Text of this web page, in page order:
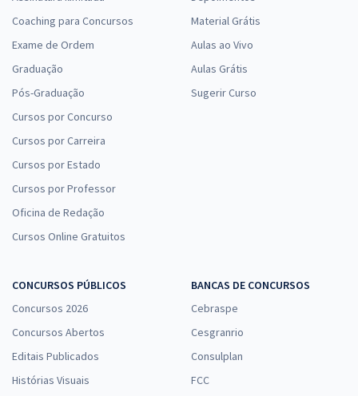
Coaching para Concursos
Exame de Ordem
Graduação
Pós-Graduação
Cursos por Concurso
Cursos por Carreira
Cursos por Estado
Cursos por Professor
Oficina de Redação
Cursos Online Gratuitos
Material Grátis
Aulas ao Vivo
Aulas Grátis
Sugerir Curso
CONCURSOS PÚBLICOS
Concursos 2026
Concursos Abertos
Editais Publicados
Histórias Visuais
BANCAS DE CONCURSOS
Cebraspe
Cesgranrio
Consulplan
FCC